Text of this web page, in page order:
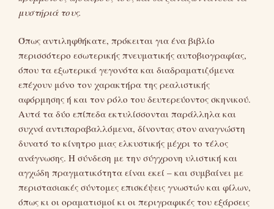
μυστήριά τους.
Όπως αντιληφθήκατε, πρόκειται για ένα βιβλίο
περισσότερο εσωτερικής πνευματικής αυτοβιογραφίας,
όπου τα εξωτερικά γεγονότα και διαδραματιζόμενα
επέχουν μόνο τον χαρακτήρα της ρεαλιστικής
αφόρμησης ή και τον ρόλο του δευτερεύοντος σκηνικού.
Αυτά τα δύο επίπεδα εκτυλίσσονται παράλληλα και
συχνά αντιπαραβαλλόμενα, δίνοντας στον αναγνώστη
δυνατό το κίνητρο μιας ελκυστικής μέχρι το τέλος
ανάγνωσης. Η σύνδεση με την σύγχρονη υλιστική και
αγχώδη πραγματικότητα είναι εκεί – και συμβαίνει με
περιστασιακές σύντομες επισκέψεις γνωστών και φίλων,
όπως κι οι οραματισμοί κι οι περιγραφικές του εξάρσεις